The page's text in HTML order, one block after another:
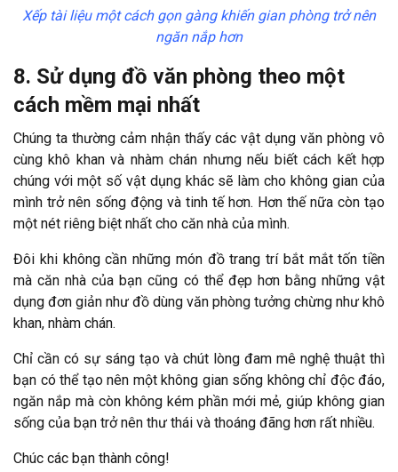
Xếp tài liệu một cách gọn gàng khiến gian phòng trở nên
ngăn nắp hơn
8. Sử dụng đồ văn phòng theo một
cách mềm mại nhất
Chúng ta thường cảm nhận thấy các vật dụng văn phòng vô
cùng khô khan và nhàm chán nhưng nếu biết cách kết hợp
chúng với một số vật dụng khác sẽ làm cho không gian của
mình trở nên sống động và tinh tế hơn. Hơn thế nữa còn tạo
một nét riêng biệt nhất cho căn nhà của mình.
Đôi khi không cần những món đồ trang trí bắt mắt tốn tiền
mà căn nhà của bạn cũng có thể đẹp hơn bằng những vật
dụng đơn giản như đồ dùng văn phòng tưởng chừng như khô
khan, nhàm chán.
Chỉ cần có sự sáng tạo và chút lòng đam mê nghệ thuật thì
bạn có thể tạo nên một không gian sống không chỉ độc đáo,
ngăn nắp mà còn không kém phần mới mẻ, giúp không gian
sống của bạn trở nên thư thái và thoáng đãng hơn rất nhiều.
Chúc các bạn thành công!